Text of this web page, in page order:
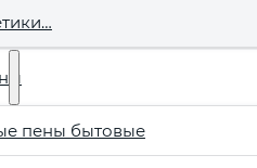
пены бытовые